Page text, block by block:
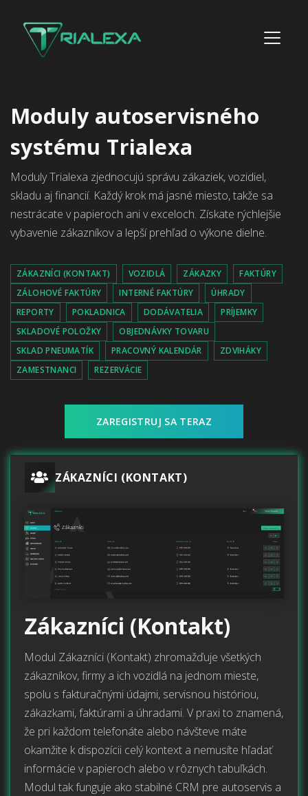
Moduly autoservisného
systému Trialexa
Moduly Trialexa zjednocujú správu zákaziek, vozidiel,
skladu aj financií. Každý krok má jasné miesto, takže sa
nestrácate v papieroch ani v exceloch. Získate rýchlejšie
vybavenie zákazníkov a lepší prehľad o výkone dielne.
ZÁKAZNÍCI (KONTAKT) VOZIDLÁ ZÁKAZKY
FAKTÚRY
ZÁLOHOVÉ FAKTÚRY
INTERNÉ FAKTÚRY
ÚHRADY
REPORTY
POKLADNICA DODÁVATELIA
PRÍJEMKY
SKLADOVÉ POLOŽKY
OBJEDNÁVKY TOVARU
SKLAD PNEUMATÍK
PRACOVNÝ KALENDÁR
ZDVIHÁKY
ZAMESTNANCI
REZERVÁCIE
ZAREGISTRUJ SA TERAZ
ZÁKAZNÍCI (KONTAKT)
Zákazníci (Kontakt)
Modul Zákazníci (Kontakt) zhromažďuje všetkých
zákazníkov, firmy a ich vozidlá na jednom mieste,
spolu s fakturačnými údajmi, servisnou históriou,
zákazkami, faktúrami a úhradami. V praxi to znamená,
že pri každom telefonáte alebo návšteve máte
okamžite k dispozícii celý kontext a nemusíte hľadať
informácie v papieroch alebo v rôznych tabuľkách.
Modul tak funguje ako stabilné CRM pre autoservis a